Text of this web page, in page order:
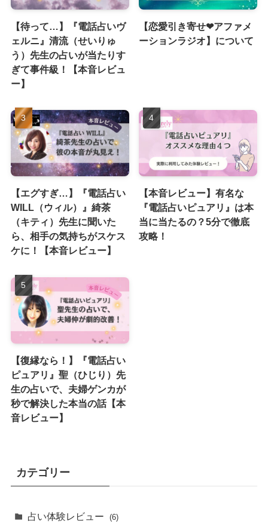
【待って…】『電話占いヴ
ェルニ』清流（せいりゅ
う）先生の占いが当たりす
ぎて事件級！【本音レビュ
ー】
【恋愛引き寄せ❤︎アファメ
ーションラジオ】について
【エグすぎ…】『電話占い
WILL（ウィル）』綺茶
（キティ）先生に聞いた
ら、相手の気持ちがスケス
ケに！【本音レビュー】
【本音レビュー】有名な
『電話占いピュアリ』は本
当に当たるの？5分で徹底
攻略！
【復縁なら！】『電話占い
ピュアリ』聖（ひじり）先
生の占いで、夫婦ゲンカが
秒で解決した本当の話【本
音レビュー】
カテゴリー
占い体験レビュー (6)